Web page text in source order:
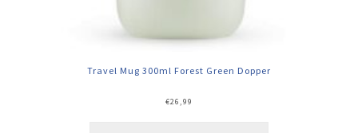
Travel Mug 300ml Forest Green Dopper
€26,99